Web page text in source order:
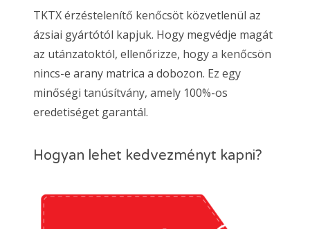
TKTX érzéstelenítő kenőcsöt közvetlenül az
ázsiai gyártótól kapjuk. Hogy megvédje magát
az utánzatoktól, ellenőrizze, hogy a kenőcsön
nincs-e arany matrica a dobozon. Ez egy
minőségi tanúsítvány, amely 100%-os
eredetiséget garantál.
Hogyan lehet kedvezményt kapni?